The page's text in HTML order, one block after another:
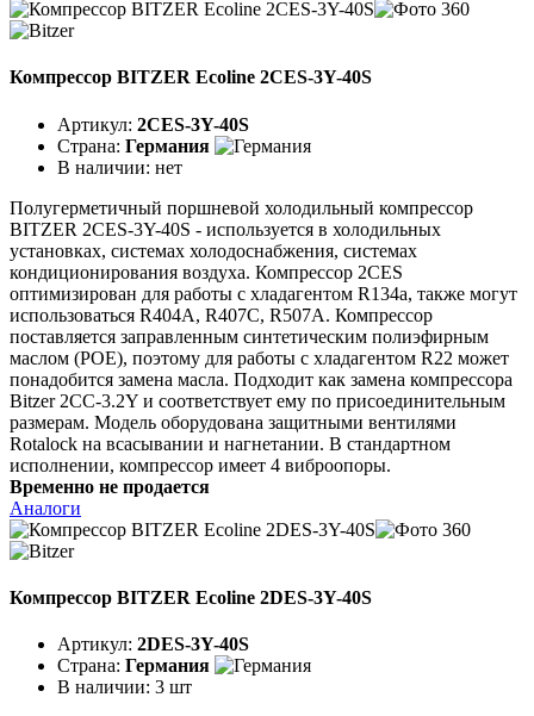
Компрессор BITZER Ecoline 2CES-3Y-40S
Артикул: 2CES-3Y-40S
Страна: Германия
В наличии: нет
Полугерметичный поршневой холодильный компрессор
BITZER 2CES-3Y-40S - используется в холодильных
установках, системах холодоснабжения, системах
кондиционирования воздуха. Компрессор 2CES
оптимизирован для работы с хладагентом R134a, также могут
использоваться R404A, R407C, R507A. Компрессор
поставляется заправленным синтетическим полиэфирным
маслом (POE), поэтому для работы с хладагентом R22 может
понадобится замена масла. Подходит как замена компрессора
Bitzer 2CC-3.2Y и соответствует ему по присоединительным
размерам. Модель оборудована защитными вентилями
Rotalock на всасывании и нагнетании. В стандартном
исполнении, компрессор имеет 4 виброопоры.
Временно не продается
Аналоги
Компрессор BITZER Ecoline 2DES-3Y-40S
Артикул: 2DES-3Y-40S
Страна: Германия
В наличии: 3 шт